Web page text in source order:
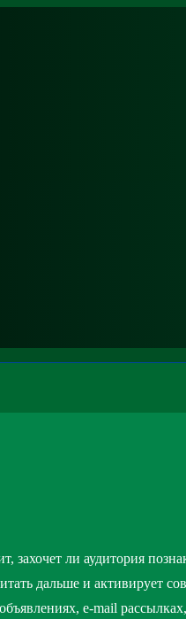
захочет ли аудитория
дальше и активирует
e-mail